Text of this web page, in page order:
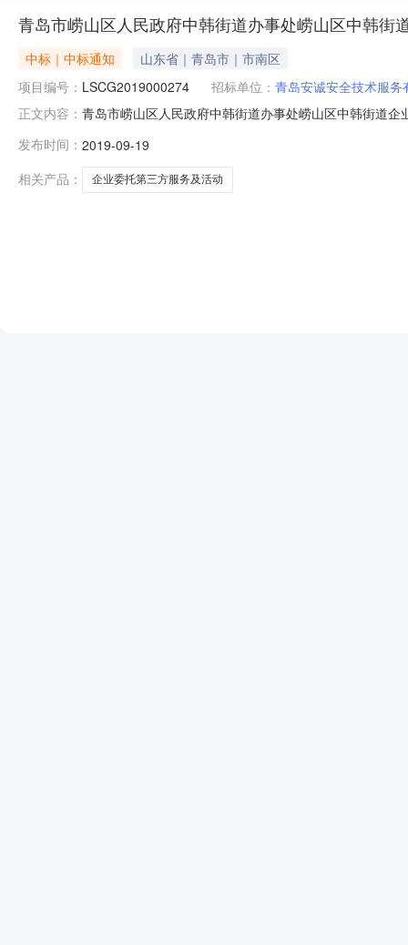
青岛市崂山区人民政府中韩街道办事处崂山区中韩街
中标｜中标通知
山东省｜青岛市｜市南区
项目编号： LSCG2019000274 招标单位： 青岛安诚安全技术服务
正文内容： 青岛市崂山区人民政府中韩街道办事处崂山区中韩街道
青岛青科安全技术服务有限公司中标金额（元/优惠率）
发布时间： 2019-09-19
相关产品：
企业委托第三方服务及活动